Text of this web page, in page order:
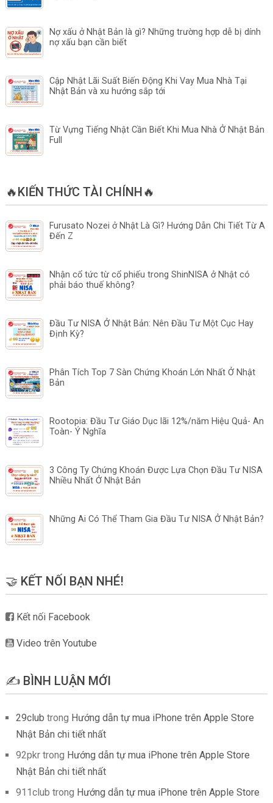
Nợ xấu ở Nhật Bản là gì? Những trường hợp dễ bị dính
nợ xấu bạn cần biết
Cập Nhật Lãi Suất Biến Động Khi Vay Mua Nhà Tại
Nhật Bản và xu hướng sắp tới
Từ Vựng Tiếng Nhật Cần Biết Khi Mua Nhà Ở Nhật Bản
Full
🔥KIẾN THỨC TÀI CHÍNH🔥
Furusato Nozei ở Nhật Là Gì? Hướng Dẫn Chi Tiết Từ A
Đến Z
Nhận cổ tức từ cổ phiếu trong ShinNISA ở Nhật có
phải báo thuế không?
Đầu Tư NISA Ở Nhật Bản: Nên Đầu Tư Một Cục Hay
Định Kỳ?
Phân Tích Top 7 Sàn Chứng Khoán Lớn Nhất Ở Nhật
Bản
Rootopia: Đầu Tư Giáo Dục lãi 12%/năm Hiệu Quả- An
Toàn- Ý Nghĩa
3 Công Ty Chứng Khoán Được Lựa Chọn Đầu Tư NISA
Nhiều Nhất Ở Nhật Bản
Những Ai Có Thể Tham Gia Đầu Tư NISA Ở Nhật Bản?
🤝 KẾT NỐI BẠN NHÉ!
Kết nối Facebook
Video trên Youtube
✍️ BÌNH LUẬN MỚI
29club trong Hướng dẫn tự mua iPhone trên Apple Store
Nhật Bản chi tiết nhất
92pkrtrong Hướng dẫn tự mua iPhone trên Apple Store
Nhật Bản chi tiết nhất
911club trong Hướng dẫn tự mua iPhone trên Apple Store